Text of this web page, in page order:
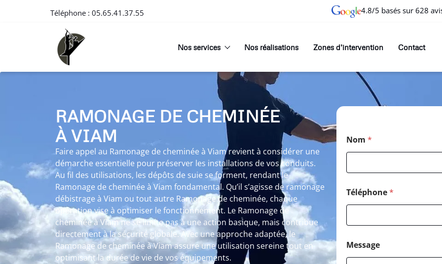
Téléphone : 05.65.41.37.55 4.8/5 basés sur 628
Nos services Nos réalisations Zones d’intervention Contact
RAMONAGE DE CHEMINÉE
À VIAM
Faire appel au Ramonage de cheminée à Viam revient à considérer une
démarche essentielle pour préserver les installations de vos conduits.
Au fil des utilisations, les dépôts de suie se forment, rendant le
Ramonage de cheminée à Viam fondamental. Qu’il s’agisse de ramonage
débistrage à Viam ou tout autre Ramonage de cheminée, chaque
opération vise à optimiser le fonctionnement. Le Ramonage de
cheminée à Viam ne se limite pas à une action basique, mais contribue
directement à la sécurité globale. Avec une approche adaptée, le
Ramonage de cheminée à Viam assure une utilisation sereine tout en
optimisant la durée de vie de vos équipements.
Nom *
Téléphone*
Message